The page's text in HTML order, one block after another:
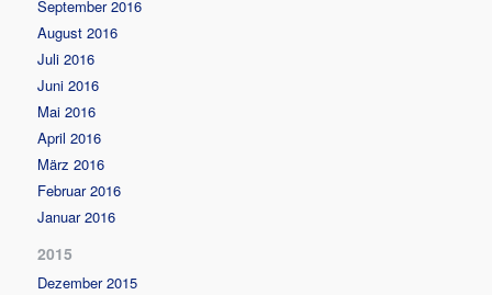
September 2016
August 2016
Juli 2016
Juni 2016
Mai 2016
April 2016
März 2016
Februar 2016
Januar 2016
2015
Dezember 2015